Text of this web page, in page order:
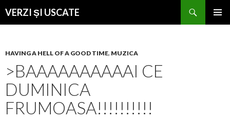
VERZI ȘI USCATE
HAVING A HELL OF A GOOD TIME, MUZICA
>BAAAAAAAAAAI CE
DUMINICA
FRUMOASA!!!!!!!!!!